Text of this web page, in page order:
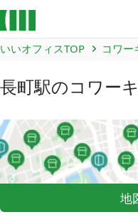
よくあるご質問
法人での利用
いいオフィス（コワー
いいオフィスTOP コワー
長町駅のコワー
地